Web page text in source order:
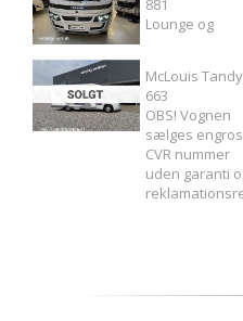
881
Lounge og
McLouis Tandy
663
OBS! Vognen
sælges
CVR nummer
uden garanti